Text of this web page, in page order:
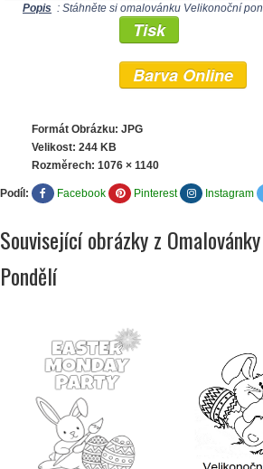
Popis : Stáhněte si omalovánku Velikonoční
Tisk
Barva Online
Formát Obrázku: JPG
Velikost: 244 KB
Rozměrech: 1076 × 1140
Podíl: Facebook Pinterest Instagram
Související obrázky z
Pondělí